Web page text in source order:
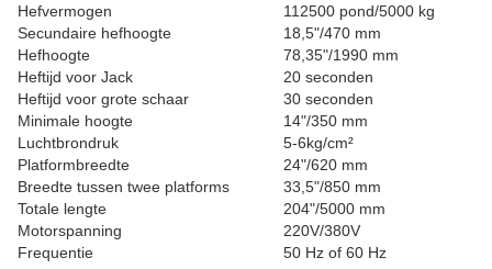
Hefvermogen
112500 pond/5000 kg
Secundaire hefhoogte
18,5"/470 mm
Hefhoogte
78,35"/1990 mm
Heftijd voor Jack
20 seconden
Heftijd voor grote schaar
30 seconden
Minimale hoogte
14"/350 mm
Luchtbrondruk
5-6kg/cm²
Platformbreedte
24"/620 mm
Breedte tussen twee platforms
33,5"/850 mm
Totale lengte
204"/5000 mm
Motorspanning
220V/380V
Frequentie
50 Hz of 60 Hz